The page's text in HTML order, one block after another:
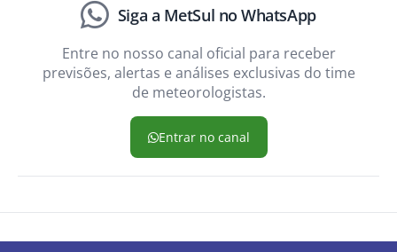
Siga a MetSul no WhatsApp
Entre no nosso canal oficial para receber
previsões, alertas e análises exclusivas do time
de meteorologistas.
Entrar no canal